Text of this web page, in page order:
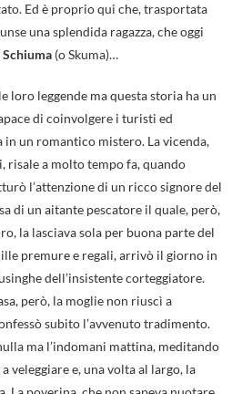
Ed è proprio qui che, trasportata
una splendida ragazza, che oggi
Schiuma (o Skuma)…
loro leggende ma questa storia ha un
di coinvolgere i turisti ed
in un romantico mistero. La vicenda,
risale a molto tempo fa, quando
l’attenzione di un ricco signore del
di un aitante pescatore il quale, però,
la lasciava sola per buona parte del
premure e regali, arrivò il giorno in
dell’insistente corteggiatore.
però, la moglie non riuscì a
subito l’avvenuto tradimento.
ma l’indomani mattina, meditando
veleggiare e, una volta al largo, la